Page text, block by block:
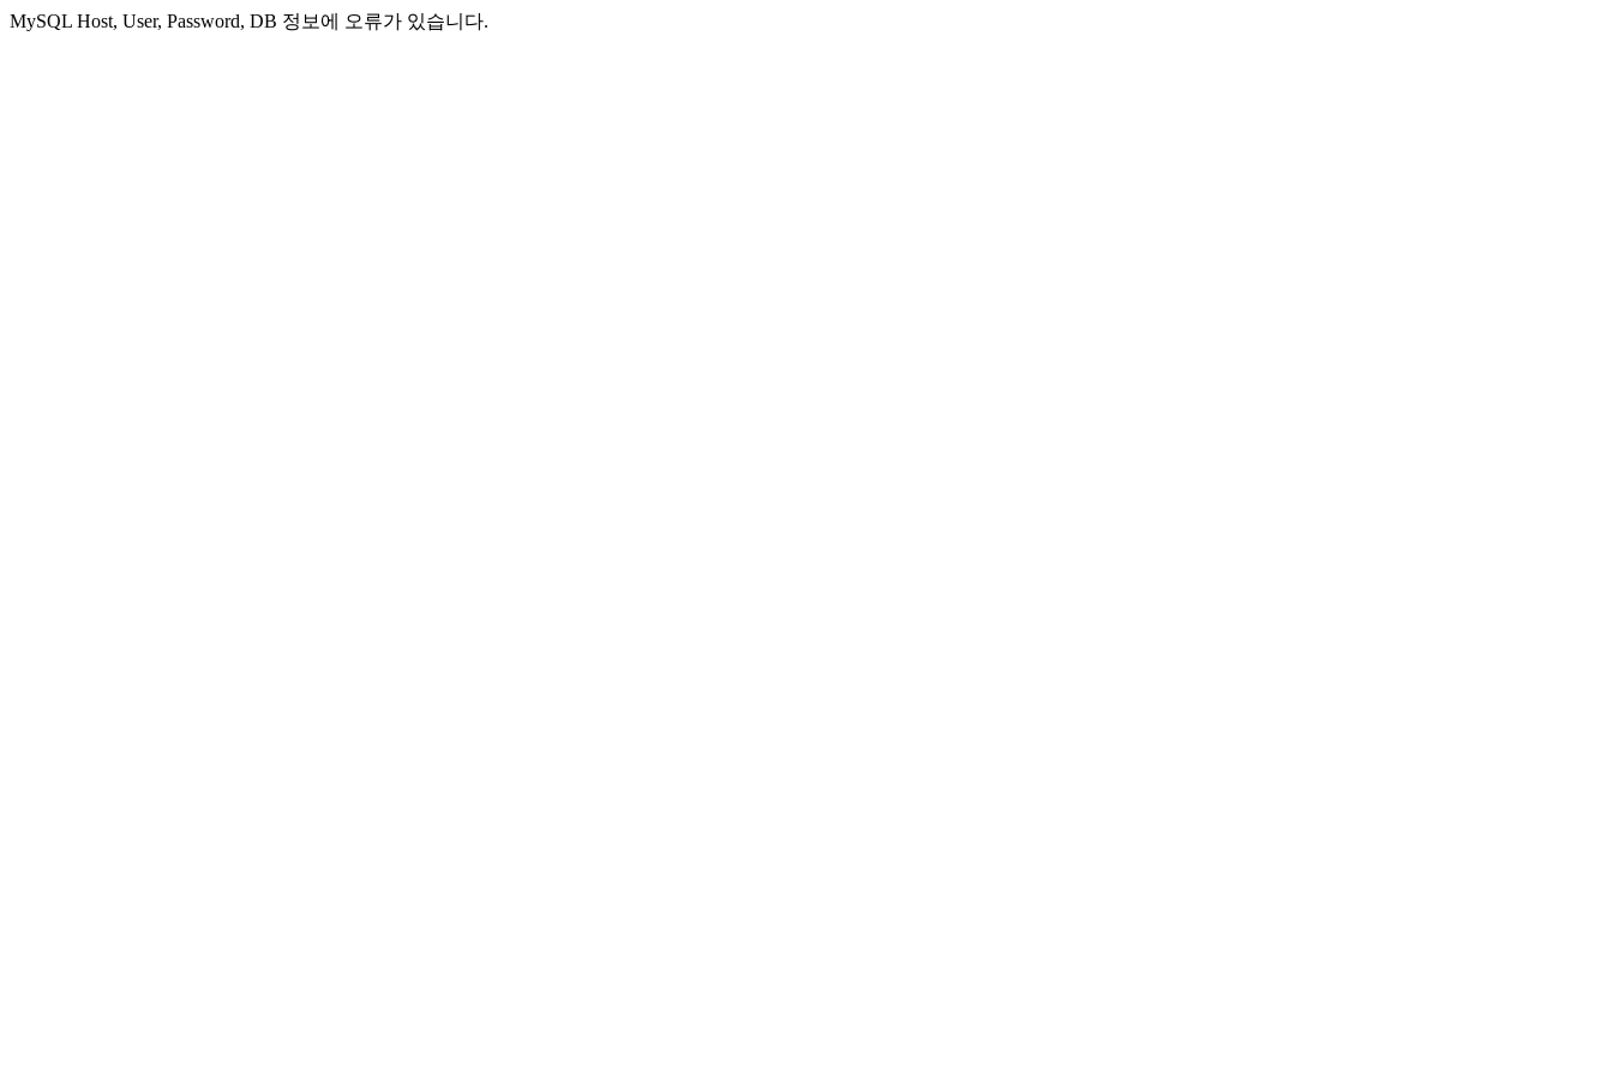
MySQL Host, User, Password, DB 정보에 오류가 있습니다.